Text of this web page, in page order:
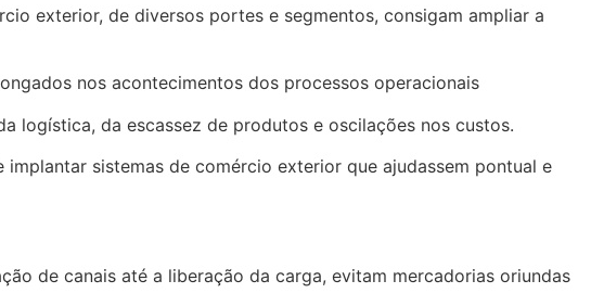
exterior, de diversos portes e segmentos, consigam ampliar a
nos acontecimentos dos processos operacionais
logística, da escassez de produtos e oscilações nos custos.
sistemas de comércio exterior que ajudassem pontual e
de canais até a liberação da carga, evitam mercadorias oriundas